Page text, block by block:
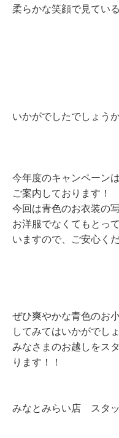
柔らかな笑顔で見てい
いかがでしたでしょう
今年度のキャンペーン
ご案内しております！
今回は青色のお衣装の
お洋服でなくてもとっ
いますので、ご安心く
ぜひ爽やかな青色のお
してみてはいかがでし
みなさまのお越しをス
ります！！
みなとみらい店 スタッ